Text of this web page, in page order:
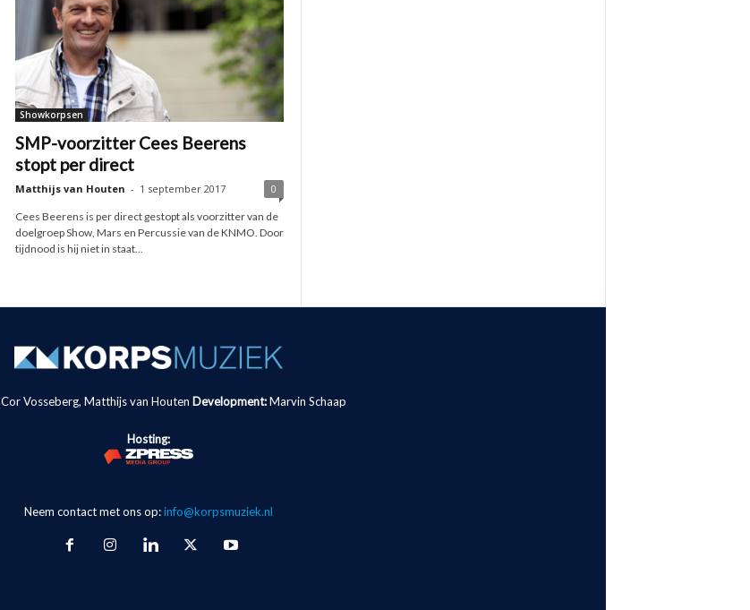
Showkorpsen
SMP-voorzitter Cees Beerens
stopt per direct
Matthijs van Houten - 1 september 2017 0
Cees Beerens is per direct gestopt als voorzitter van de
doelgroep Show, Mars en Percussie van de KNMO. Door
tijdnood is hij niet in staat...
Cor Vosseberg, Matthijs van Houten Development:Marvin Schaap
Hosting:
Neem contact met ons op:info@korpsmuziek.nl